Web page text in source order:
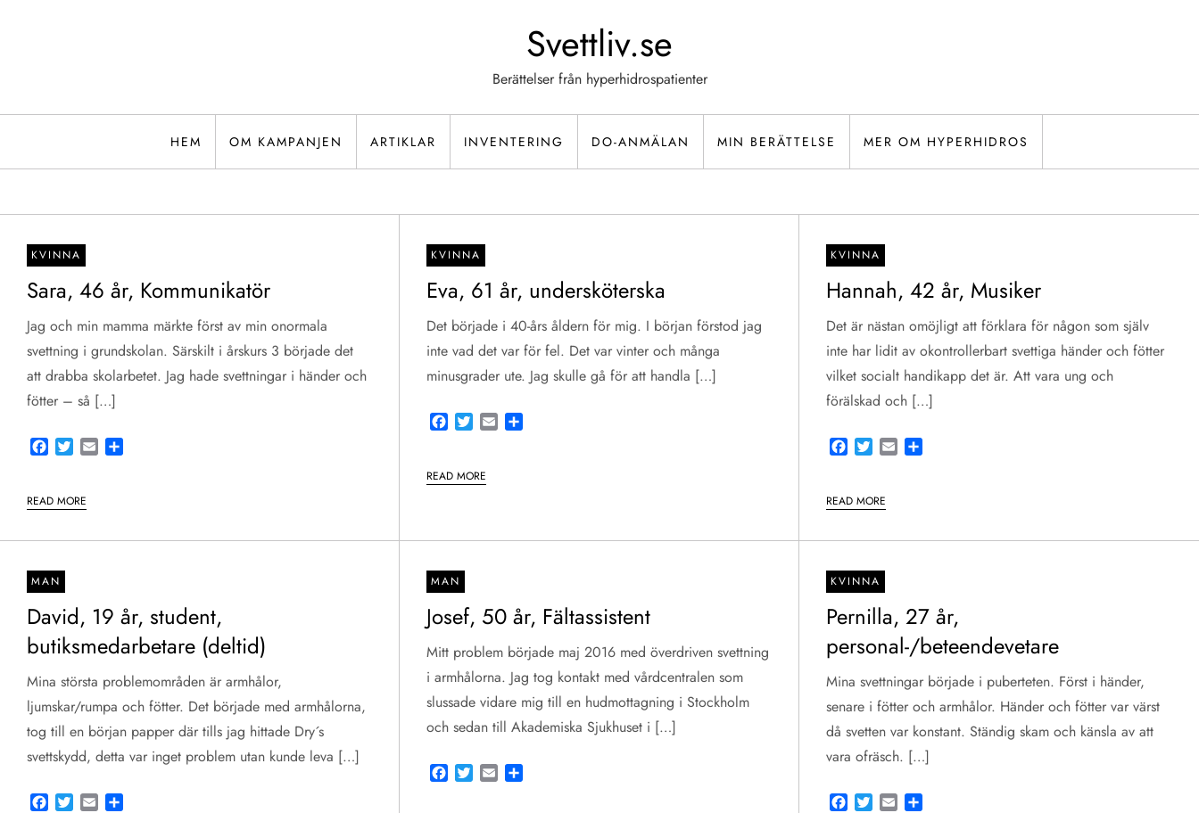
Svettliv.se
Berättelser från hyperhidrospatienter
HEM OM KAMPANJEN ARTIKLAR INVENTERING DO-ANMÄLAN MIN BERÄTTELSE MER OM HYPERHIDROS
KVINNA
Sara, 46 år, Kommunikatör
Jag och min mamma märkte först av min onormala
svettning i grundskolan. Särskilt i årskurs 3 började det
att drabba skolarbetet. Jag hade svettningar i händer och
fötter – så […]
Facebook
TwitterEmail
READ MORE
KVINNA
Eva, 61 år, undersköterska
Det började i 40-års åldern för mig. I början förstod jag
inte vad det var för fel. Det var vinter och många
minusgrader ute. Jag skulle gå för att handla […]
Facebook
TwitterEmailShare
READ MORE
KVINNA
Hannah, 42 år, Musiker
Det är nästan omöjligt att förklara för någon som själv
inte har lidit av okontrollerbart svettiga händer och fötter
vilket socialt handikapp det är. Att vara ung och
förälskad och […]
Facebook
TwitterEmailShare
READ MORE
MAN
David, 19 år, student,
butiksmedarbetare (deltid)
Mina största problemområden är armhålor,
ljumskar/rumpa och fötter. Det började med armhålorna,
tog till en början papper där tills jag hittade Dry´s
svettskydd, detta var inget problem utan kunde leva […]
Facebook
TwitterEmail
MAN
Josef, 50 år, Fältassistent
Mitt problem började maj 2016 med överdriven svettning
i armhålorna. Jag tog kontakt med vårdcentralen som
slussade vidare mig till en hudmottagning i Stockholm
och sedan till Akademiska Sjukhuset i […]
Facebook
TwitterEmailShare
KVINNA
Pernilla, 27 år,
personal-/beteendevetare
Mina svettningar började i puberteten. Först i händer,
senare i fötter och armhålor. Händer och fötter var värst
då svetten var konstant. Ständig skam och känsla av att
vara ofräsch. […]
Facebook
TwitterEmailShare